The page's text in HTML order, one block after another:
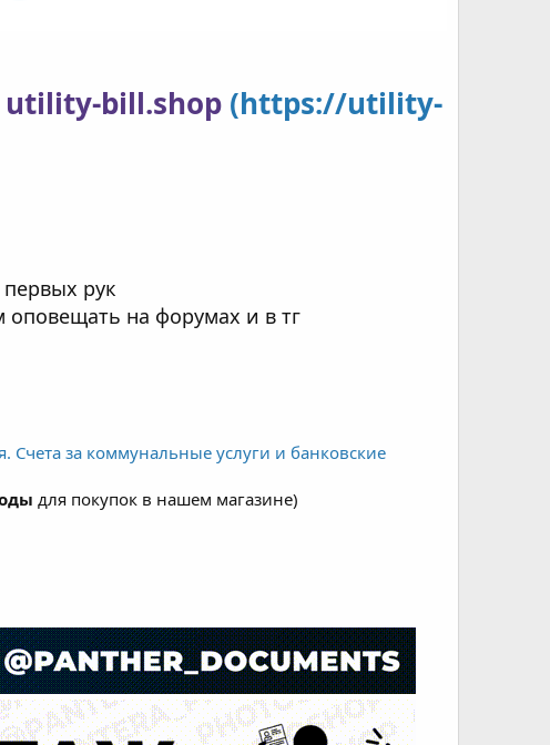
utility-bill.shop (https://utility-
рук
оповещать на форумах и в тг
за коммунальные услуги и банковские
для покупок в нашем магазине)